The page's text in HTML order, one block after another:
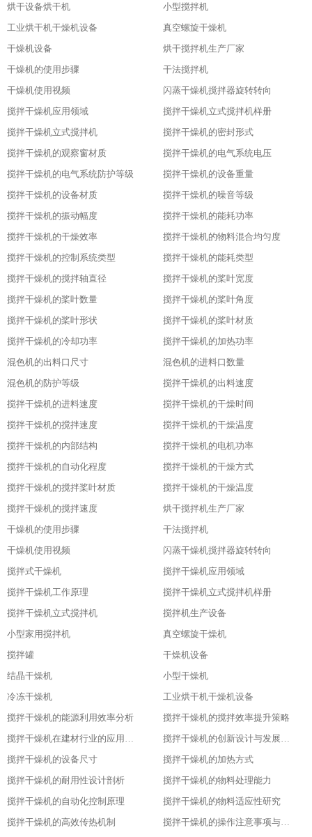
烘干设备烘干机
小型搅拌机
工业烘干机干燥机设备
真空螺旋干燥机
干燥机设备
烘干搅拌机生产厂家
干燥机的使用步骤
干法搅拌机
干燥机使用视频
闪蒸干燥机搅拌器旋转转向
搅拌干燥机应用领域
搅拌干燥机立式搅拌机样册
搅拌干燥机立式搅拌机
搅拌干燥机的密封形式
搅拌干燥机的观察窗材质
搅拌干燥机的电气系统电压
搅拌干燥机的电气系统防护等级
搅拌干燥机的设备重量
搅拌干燥机的设备材质
搅拌干燥机的噪音等级
搅拌干燥机的振动幅度
搅拌干燥机的能耗功率
搅拌干燥机的干燥效率
搅拌干燥机的物料混合均匀度
搅拌干燥机的控制系统类型
搅拌干燥机的能耗类型
搅拌干燥机的搅拌轴直径
搅拌干燥机的桨叶宽度
搅拌干燥机的桨叶数量
搅拌干燥机的桨叶角度
搅拌干燥机的桨叶形状
搅拌干燥机的桨叶材质
搅拌干燥机的冷却功率
搅拌干燥机的加热功率
混色机的出料口尺寸
混色机的进料口数量
混色机的防护等级
搅拌干燥机的出料速度
搅拌干燥机的进料速度
搅拌干燥机的干燥时间
搅拌干燥机的搅拌速度
搅拌干燥机的干燥温度
搅拌干燥机的内部结构
搅拌干燥机的电机功率
搅拌干燥机的自动化程度
搅拌干燥机的干燥方式
搅拌干燥机的搅拌桨叶材质
搅拌干燥机的干燥温度
搅拌干燥机的搅拌速度
烘干搅拌机生产厂家
干燥机的使用步骤
干法搅拌机
干燥机使用视频
闪蒸干燥机搅拌器旋转转向
搅拌式干燥机
搅拌干燥机应用领域
搅拌干燥机工作原理
搅拌干燥机立式搅拌机样册
搅拌干燥机立式搅拌机
搅拌机生产设备
小型家用搅拌机
真空螺旋干燥机
搅拌罐
干燥机设备
结晶干燥机
小型干燥机
冷冻干燥机
工业烘干机干燥机设备
搅拌干燥机的能源利用效率分析
搅拌干燥机的搅拌效率提升策略
搅拌干燥机在建材行业的应用特点
搅拌干燥机的创新设计与发展历程
搅拌干燥机的设备尺寸
搅拌干燥机的加热方式
搅拌干燥机的耐用性设计剖析
搅拌干燥机的物料处理能力
搅拌干燥机的自动化控制原理
搅拌干燥机的物料适应性研究
搅拌干燥机的高效传热机制
搅拌干燥机的操作注意事项与安全保障